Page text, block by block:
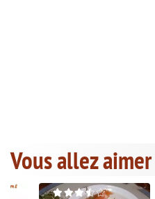
Vous allez aimer